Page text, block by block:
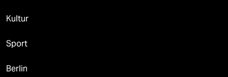
Kultur
Sport
Berlin